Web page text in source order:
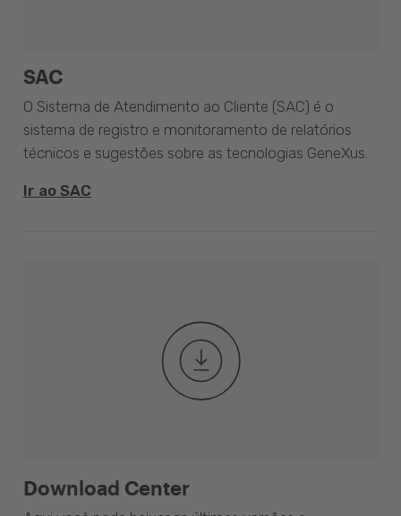
SAC
O Sistema de Atendimento ao Cliente (SAC) é o
sistema de registro e monitoramento de relatórios
técnicos e sugestões sobre as tecnologias GeneXus.
Ir ao SAC
Download Center